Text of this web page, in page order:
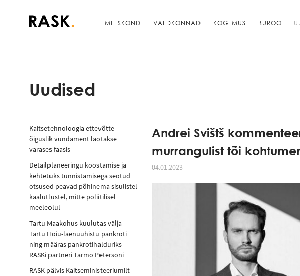
MEESKOND VALDKONNAD KOGEMUS BÜROO
Uudised
Kaitsetehnoloogia ettevõtte
õiguslik vundament laotakse
varases faasis
Detailplaneeringu koostamise ja
kehtetuks tunnistamisega seotud
otsused peavad põhinema sisulistel
kaalutlustel, mitte poliitilisel
meeleolul
Tartu Maakohus kuulutas välja
Tartu Hoiu-laenuühistu pankroti
ning määras pankrotihalduriks
RASKi partneri Tarmo Petersoni
RASK pälvis Kaitseministeeriumilt
Andrei Svištš
murrangulist tõi
04.01.2023